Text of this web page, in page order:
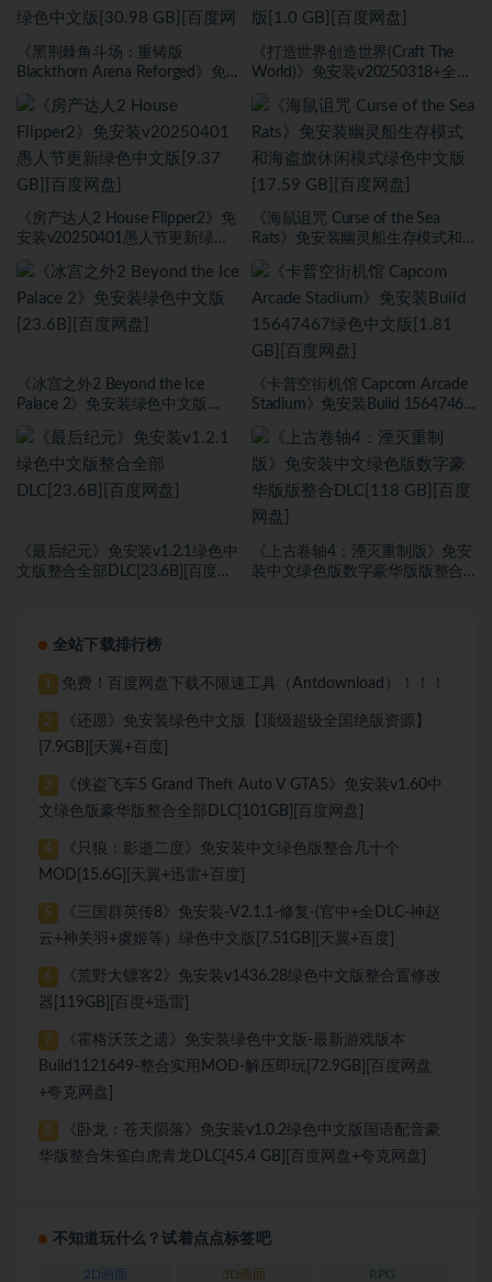
《黑荆棘角斗场：重铸版
Blackthorn Arena Reforged》免
文版[30.98 GB][百度网盘]
《打造世界创造世界(Craft The
World)》免安装v20250318+全
盘]
《房产达人2 House Flipper2》免
安装v20250401愚人节更新绿色
《海鼠诅咒 Curse of the Sea
Rats》免安装幽灵船生存模式和
GB][百度网盘]
《冰宫之外2 Beyond the Ice
Palace 2》免安装绿色中文版
《卡普空街机馆 Capcom Arcade
Stadium》免安装Build 15647467
《最后纪元》免安装v1.2.1绿色中
文版整合全部DLC[23.6B][百度网
《上古卷轴4：湮灭重制版》免安
装中文绿色版数字豪华版版整合
全站下载排行榜
1 免费！百度网盘下载不限速工具（Antdownload）！！！
2
《还愿》免安装绿色中文版【顶级超级全国绝版资源】
[7.9GB][天翼+百度]
3
《侠盗飞车5 Grand Theft Auto V GTA5》免安装v1.60中
文绿色版豪华版整合全部DLC[101GB][百度网盘]
4
《只狼：影逝二度》免安装中文绿色版整合几十个
MOD[15.6G][天翼+迅雷+百度]
5
《三国群英传8》免安装-V2.1.1-修复-(官中+全DLC-神赵
云+神关羽+虞姬等）绿色中文版[7.51GB][天翼+百度]
6
《荒野大镖客2》免安装v1436.28绿色中文版整合置修改
器[119GB][百度+迅雷]
7
《霍格沃茨之遗》免安装绿色中文版-最新游戏版本
Build1121649-整合实用MOD-解压即玩[72.9GB][百度网盘
+夸克网盘]
8
《卧龙：苍天陨落》免安装v1.0.2绿色中文版国语配音豪
华版整合朱雀白虎青龙DLC[45.4 GB][百度网盘+夸克网盘]
不知道玩什么？试着点点标签吧
2D画面 3D画面 RPG